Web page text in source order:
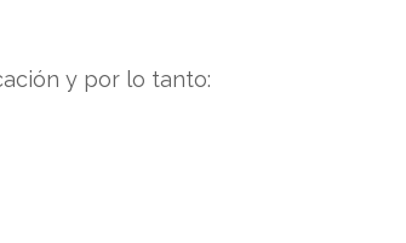
y por lo tanto: